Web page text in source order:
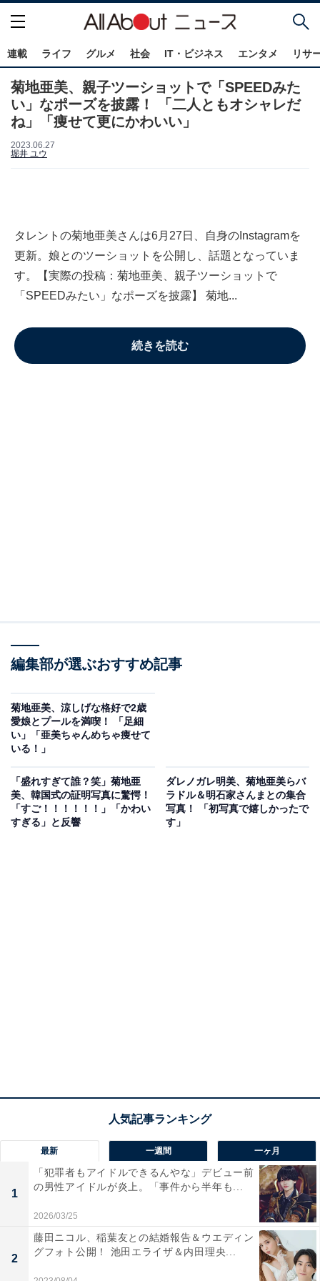
連載 ライフ グルメ 社会 IT・ビジネス エンタメ リサ
菊地亜美、親子ツーショットで「SPEEDみた
い」なポーズを披露！ 「二人ともオシャレだ
ね」「痩せて更にかわいい」
2023.06.27
堀井 ユウ
タレントの菊地亜美さんは6月27日、自身のInstagramを
更新。娘とのツーショットを公開し、話題となっていま
す。【実際の投稿：菊地亜美、親子ツーショットで
「SPEEDみたい」なポーズを披露】 菊地...
続きを読む
編集部が選ぶおすすめ記事
菊地亜美、涼しげな格好で2歳
愛娘とプールを満喫！ 「足細
い」「亜美ちゃんめちゃ痩せて
いる！」
「盛れすぎて誰？笑」菊地亜
美、韓国式の証明写真に驚愕！
「すご！！！！！！」「かわい
すぎる」と反響
ダレノガレ明美、菊地亜美らバ
ラドル＆明石家さんまとの集合
写真！ 「初写真で嬉しかったで
す」
最新 一週間 一ヶ月
1
「犯罪者もアイドルできるんやな」デビュー前
の男性アイドルが炎上。「事件から半年も...
2026/03/25
2
藤田ニコル、稲葉友との結婚報告＆ウエディン
グフォト公開！ 池田エライザ＆内田理央...